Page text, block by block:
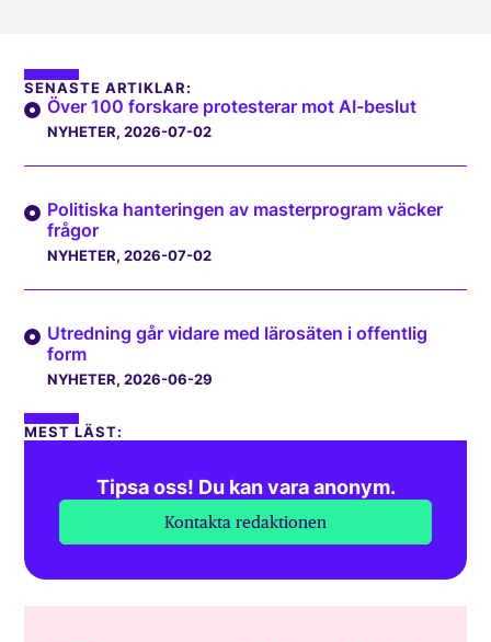
SENASTE ARTIKLAR:
Över 100 forskare protesterar mot AI-beslut
NYHETER, 2026-07-02
Politiska hanteringen av masterprogram väcker
frågor
NYHETER, 2026-07-02
Utredning går vidare med lärosäten i offentlig
form
NYHETER, 2026-06-29
MEST LÄST:
Tipsa oss! Du kan vara anonym.
Kontakta redaktionen